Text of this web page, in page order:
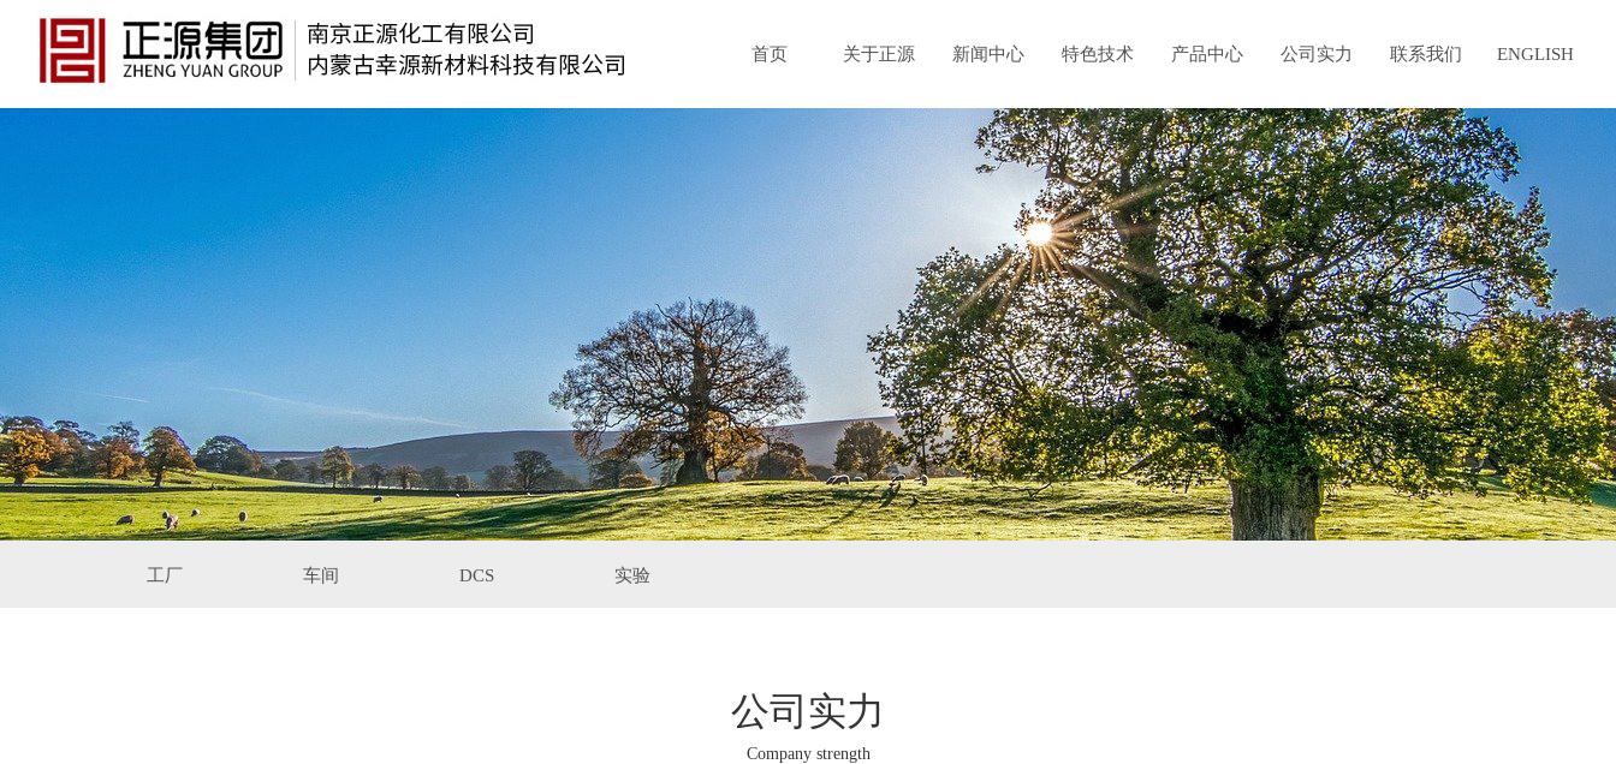
首页 关于正源 新闻中心 特色技术 产品中心 公司实力 联系我们 ENGLISH
工厂 车间 DCS 实验
公司实力
Company strength